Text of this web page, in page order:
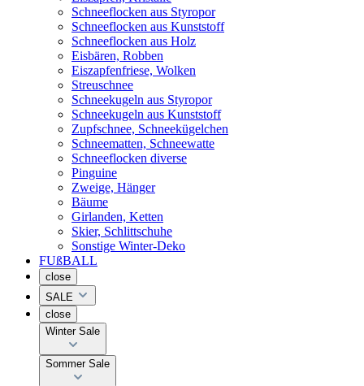
Schneeflocken aus Styropor
Schneeflocken aus Kunststoff
Schneeflocken aus Holz
Eisbären, Robben
Eiszapfenfriese, Wolken
Streuschnee
Schneekugeln aus Styropor
Schneekugeln aus Kunststoff
Zupfschnee, Schneekügelchen
Schneematten, Schneewatte
Schneeflocken diverse
Pinguine
Zweige, Hänger
Bäume
Girlanden, Ketten
Skier, Schlittschuhe
Sonstige Winter-Deko
FUßBALL
close
SALE
close
Winter Sale
Sommer Sale